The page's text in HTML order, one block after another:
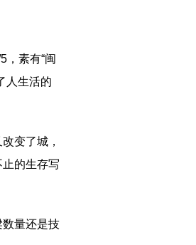
，素有“闽
人生活的
变了城，
的生存写
量还是技